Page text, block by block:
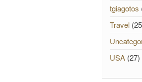
tgiagotos
Travel
USA(27)